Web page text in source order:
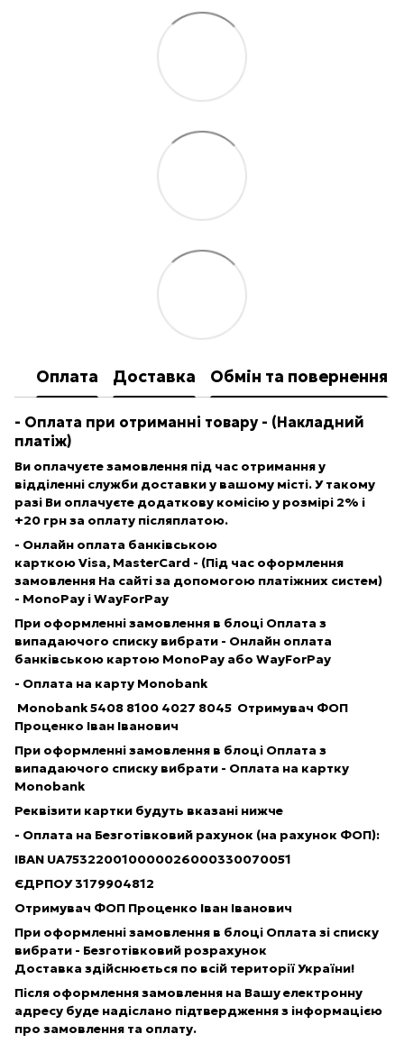
Оплата Доставка Обмін та повернення
- Оплата при отриманні товару - (Накладний
платіж)
Ви оплачуєте замовлення під час отримання у
відділенні служби доставки у вашому місті. У такому
разі Ви оплачуєте додаткову комісію у розмірі 2% і
+20 грн за оплату післяплатою.
- Онлайн оплата банківською
карткою Visa, MasterCard - (Під час оформлення
замовлення На сайті за допомогою платіжних систем)
- MonoPay іWayForPay
При оформленні замовлення в блоці Оплата з
випадаючого списку вибрати - Онлайн оплата
банківською картою MonoPay або WayForPay
- Оплата на карту Monobank
Monobank5408 8100 4027 8045 Отримувач ФОП
Проценко Іван Іванович
При оформленні замовлення в блоці Оплата з
випадаючого списку вибрати - Оплата на картку
Monobank​
Реквізити картки будуть вказані нижче
- Оплата на Безготівковий рахунок (на рахунок ФОП):
IBAN UA753220010000026000330070051
ЄДРПОУ 3179904812
Отримувач ФОП Проценко Іван Іванович
При оформленні замовлення в блоці Оплата зі списку
вибрати - Безготівковий розрахунок
Доставка здійснюється по всій території України!
Після оформлення замовлення на Вашу електронну
адресу буде надіслано підтвердження з інформацією
про замовлення та оплату.